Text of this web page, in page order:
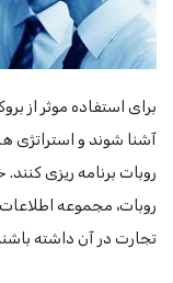
برای استفاده موثر از
آشنا شوند و استراتژی
روبات برنامه ریزی
روبات، مجموعه
تجارت در آن داشته